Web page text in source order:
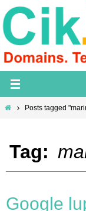
Skip
to
content
HomePosts tagged
Tag:
Google